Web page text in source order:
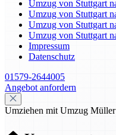
Umzug von Stuttgart
Umzug von Stuttgart
Umzug von Stuttgart
Umzug von Stuttgart
Impressum
Datenschutz
01579-2644005
Angebot anfordern
Umziehen mit Umzug Müller